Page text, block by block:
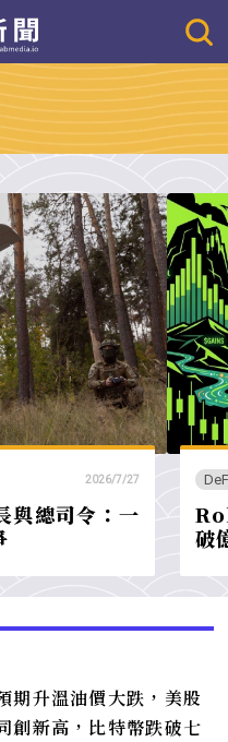
2026/7/27
與總司令：一
破
期升溫油價大跌，美股
創新高，比特幣跌破七